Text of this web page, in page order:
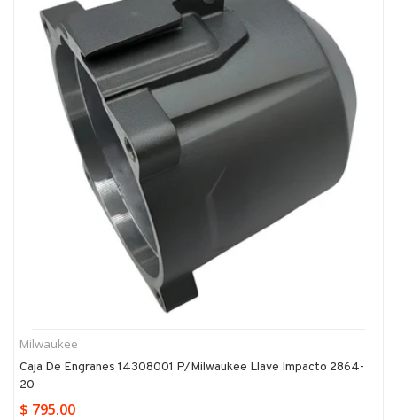
Milwaukee
Caja De Engranes 14308001 P/milwaukee Llave Impacto 2864-
20
$ 795.00